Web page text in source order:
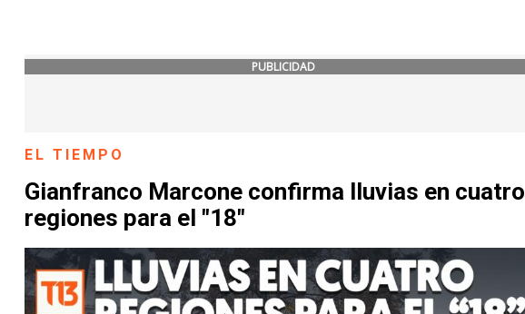
PUBLICIDAD
EL TIEMPO
Gianfranco Marcone confirma lluvias en cuatro
regiones para el "18"